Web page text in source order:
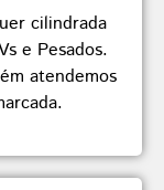
cilindrada
e Pesados.
atendemos